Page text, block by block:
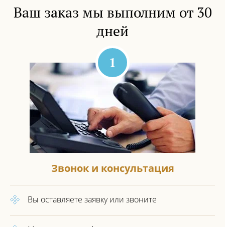
Ваш заказ мы выполним от 30
дней
1
Звонок и консультация
Вы оставляете заявку или звоните